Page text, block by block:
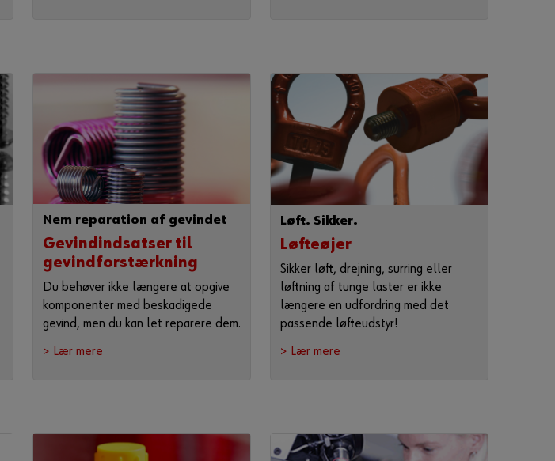
?
loginoplysninger
V
e
v
Nem reparation af gevindet
Gevindindsatser til
gevindforstærkning
Du behøver ikke længere at opgive
komponenter med beskadigede
gevind, men du kan let reparere dem.
> Lær mere
Løft. Sikker.
Løfteøjer
Sikker løft, drejning, surring eller
løftning af tunge laster er ikke
længere en udfordring med det
passende løfteudstyr!
> Lær mere